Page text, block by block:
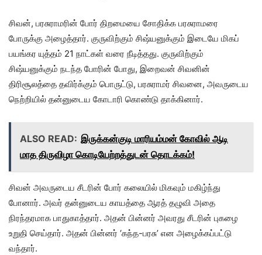
சிவன், பரசுராமரின் போர் திறமையை சோதிக்க பரசுராமரை
போருக்கு அழைத்தார். குருவிற்கும் சிஷ்யனுக்கும் இடையே மிகப்
பயங்கர யுத்தம் 21 நாட்கள் வரை நீடித்தது. குருவிற்கும்
சிஷ்யனுக்கும் நடந்த போரின் போது, இறைவன் சிவனின்
திரிசூலத்தை தவிர்க்கும் பொருட்டு, பரசுராமர் சிவனை, அவருடைய
நெற்றியில் தன்னுடைய கோடாரி கொண்டு தாக்கினார்.
ALSO READ: இருக்கன்குடி மாரியம்மன் கோவில் ஆடி
மாத திருவிழா கொடியேற்றத்துடன் தொடக்கம்!
சிவன் அவருடைய சீடரின் போர் கலையில் மிகவும் மகிழ்ந்து
போனார். அவர் தன்னுடைய காயத்தை ஆரத் தழுவி அதை
நிரந்தரமாக பாதுகாத்தார். அதன் பின்னர் அவரது சீடரின் புகழை
உறுதி செய்தார். அதன் பின்னர் ‘கந்த-பரசு’ என அழைக்கப்பட்டு
வந்தார்.